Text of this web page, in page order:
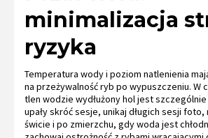
minimalizacja
ryzyka
Temperatura wody i poziom natlenienia
na przeżywalność ryb po wypuszczeniu. W
tlen wodzie wydłużony hol jest szczególnie
upały skróć sesje, unikaj długich sesji foto,
świcie i po zmierzchu, gdy woda jest